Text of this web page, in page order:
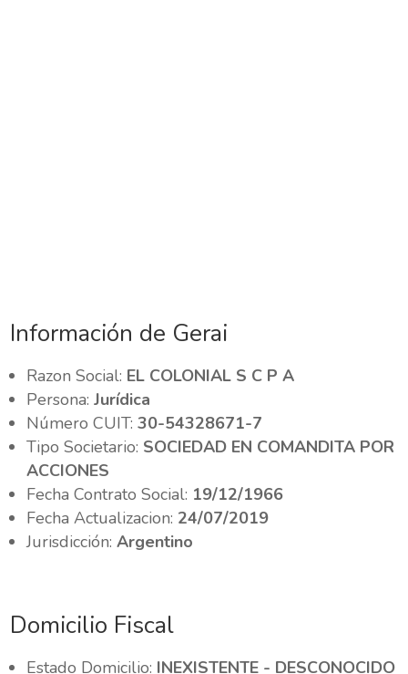
Información de Gerai
Razon Social: EL COLONIAL S C P A
Persona:Jurídica
Número CUIT:30-54328671-7
Tipo Societario: SOCIEDAD EN COMANDITA POR
ACCIONES
Fecha Contrato Social: 19/12/1966
Fecha Actualizacion: 24/07/2019
Jurisdicción:Argentino
Domicilio Fiscal
Estado Domicilio: INEXISTENTE - DESCONOCIDO